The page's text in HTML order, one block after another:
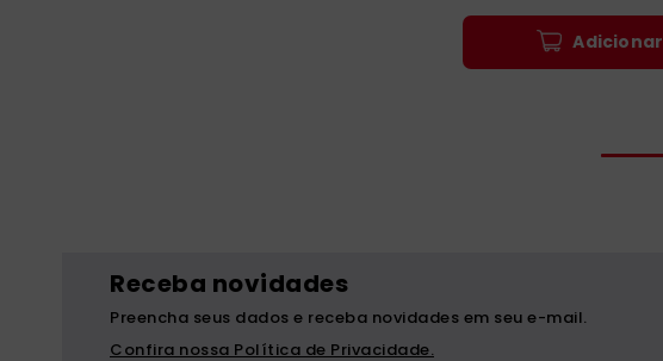
Adicionar
Receba novidades
Preencha seus dados e receba novidades em seu e-mail.
Confira nossa Política de Privacidade.